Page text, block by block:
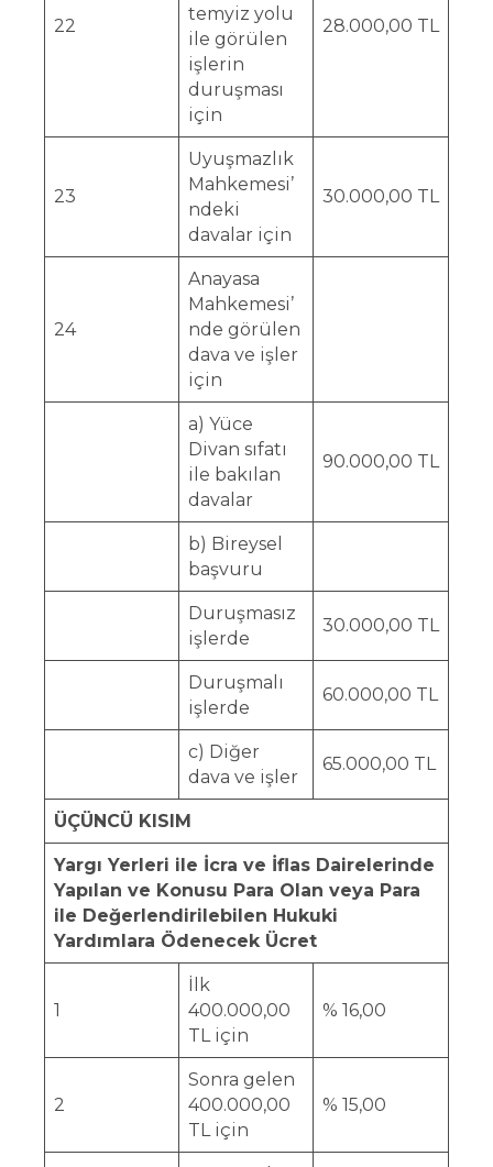
22
temyiz yolu
ile görülen
işlerin
duruşması
için
28.000,00 TL
23
Uyuşmazlık
Mahkemesi’
ndeki
davalar için
30.000,00 TL
24
Anayasa
Mahkemesi’
nde görülen
dava ve işler
için
a) Yüce
Divan sıfatı
ile bakılan
davalar
90.000,00 TL
b) Bireysel
başvuru
Duruşmasız
işlerde
30.000,00 TL
Duruşmalı
işlerde
60.000,00 TL
c) Diğer
dava ve işler
65.000,00 TL
ÜÇÜNCÜ KISIM
Yargı Yerleri ile İcra ve İflas Dairelerinde
Yapılan ve Konusu Para Olan veya Para
ile Değerlendirilebilen Hukuki
Yardımlara Ödenecek Ücret
1
İlk
400.000,00
TL için
% 16,00
2
Sonra gelen
400.000,00
TL için
% 15,00